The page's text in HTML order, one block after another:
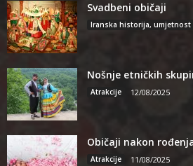
Svadbeni običaji
Iranska historija, umjetnost
Nošnje etničkih
Atrakcije 12/08/2025
Običaji nakon
Atrakcije 11/08/2025